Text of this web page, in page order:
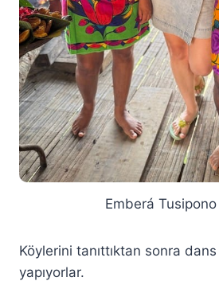
Emberá Tusipono
Köylerini tanıttıktan sonra
yapıyorlar.